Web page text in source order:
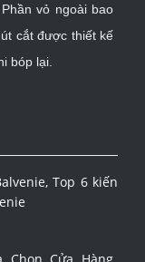
vỏ ngoài bao
cắt được thiết kế
bóp lại.
Top 6 kiến